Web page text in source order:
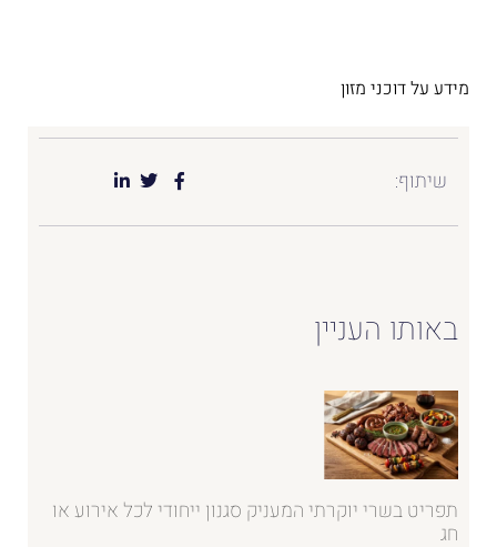
מידע על דוכני מזון
שיתוף:
באותו העניין
תפריט בשרי יוקרתי המעניק סגנון ייחודי לכל אירוע או
חג